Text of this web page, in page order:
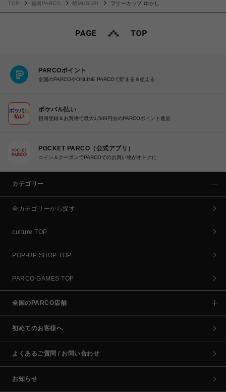
TOP 福岡PARCO 晴MUSUBI フリーカップ ゆかし
PARCOポイント
全国のPARCOやONLINE PARCOで貯まる＆使える
ポケパル払い
初回登録＆お買物で最大1,500円分のPARCOポイント進呈
POCKET PARCO（公式アプリ）
コイン＆クーポンでPARCOでのお買い物がオトクに
カテゴリー
全カテゴリーから探す
culture TOP
POP-UP SHOP TOP
PARCO GAMES TOP
全国のPARCO店舗
初めてのお客様へ
よくあるご質問 / お問い合わせ
お知らせ